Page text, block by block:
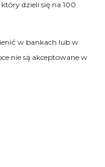
dzieli się na 100
w bankach lub w
nie są akceptowane w